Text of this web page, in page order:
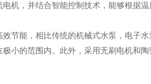
机，并结合智能控制技术，能够根据
能，相比传统的机械式水泵，电子水
小的范围内。此外，采用无刷电机和